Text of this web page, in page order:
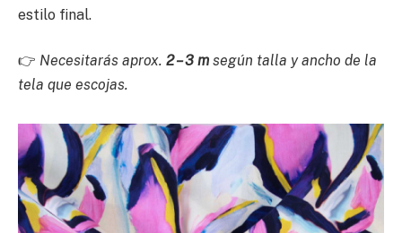
estilo final.
👉 Necesitarás aprox. 2 – 3 m según talla y ancho de la
tela que escojas.